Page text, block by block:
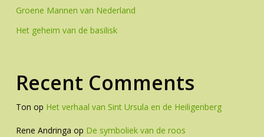
Groene Mannen van Nederland
Het geheim van de basilisk
Recent Comments
Ton op Het verhaal van Sint Ursula en de Heiligenberg
Rene Andringa op De symboliek van de roos